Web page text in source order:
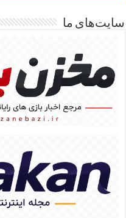
سایت‌های ما